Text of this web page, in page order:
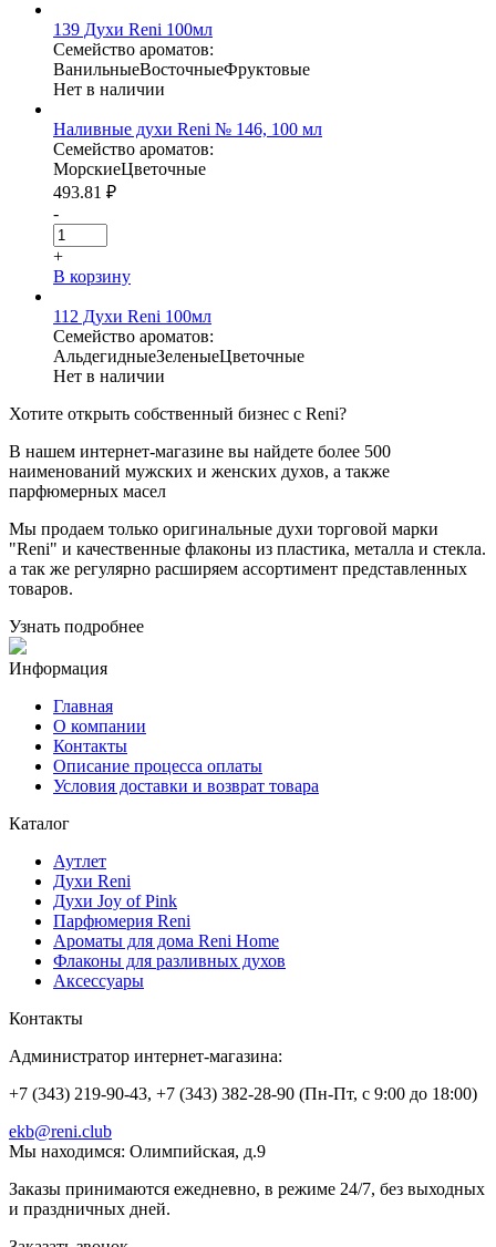
139 Духи Reni 100мл
Семейство ароматов:
ВанильныеВосточныеФруктовые
Нет в наличии
Наливные духи Reni № 146, 100 мл
Семейство ароматов:
МорскиеЦветочные
493.81 ₽
-
+
В корзину
112 Духи Reni 100мл
Семейство ароматов:
АльдегидныеЗеленыеЦветочные
Нет в наличии
Хотите открыть собственный бизнес с Reni?
В нашем интернет-магазине вы найдете более 500
наименований мужских и женских духов, а также
парфюмерных масел
Мы продаем только оригинальные духи торговой марки
"Reni" и качественные флаконы из пластика, металла и стекла.
а так же регулярно расширяем ассортимент представленных
товаров.
Узнать подробнее
Информация
Главная
О компании
Контакты
Описание процесса оплаты
Условия доставки и возврат товара
Каталог
Аутлет
Духи Reni
Духи Joy of Pink
Парфюмерия Reni
Ароматы для дома Reni Home
Флаконы для разливных духов
Аксессуары
Контакты
Администратор интернет-магазина:
+7 (343) 219-90-43, +7 (343) 382-28-90 (Пн-Пт, с 9:00 до 18:00)
ekb@reni.club
Мы находимся: Олимпийская, д.9
Заказы принимаются ежедневно, в режиме 24/7, без выходных
и праздничных дней.